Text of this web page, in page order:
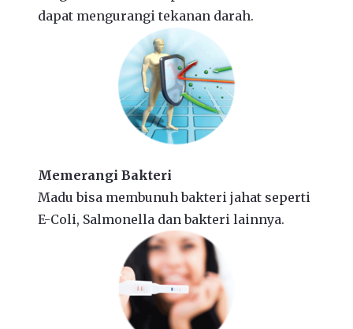
dapat mengurangi tekanan darah.
Memerangi Bakteri
Madu bisa membunuh bakteri jahat seperti
E-Coli, Salmonella dan bakteri lainnya.